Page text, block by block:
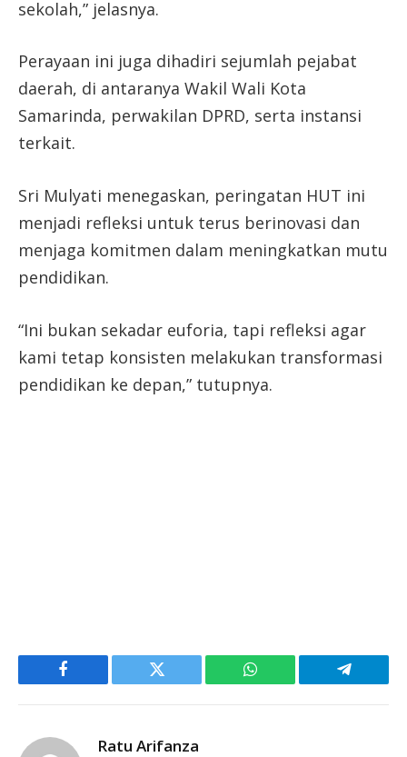
sekolah,” jelasnya.
Perayaan ini juga dihadiri sejumlah pejabat
daerah, di antaranya Wakil Wali Kota
Samarinda, perwakilan DPRD, serta instansi
terkait.
Sri Mulyati menegaskan, peringatan HUT ini
menjadi refleksi untuk terus berinovasi dan
menjaga komitmen dalam meningkatkan mutu
pendidikan.
“Ini bukan sekadar euforia, tapi refleksi agar
kami tetap konsisten melakukan transformasi
pendidikan ke depan,” tutupnya.
Facebook Twitter WhatsApp Telegram
Ratu Arifanza